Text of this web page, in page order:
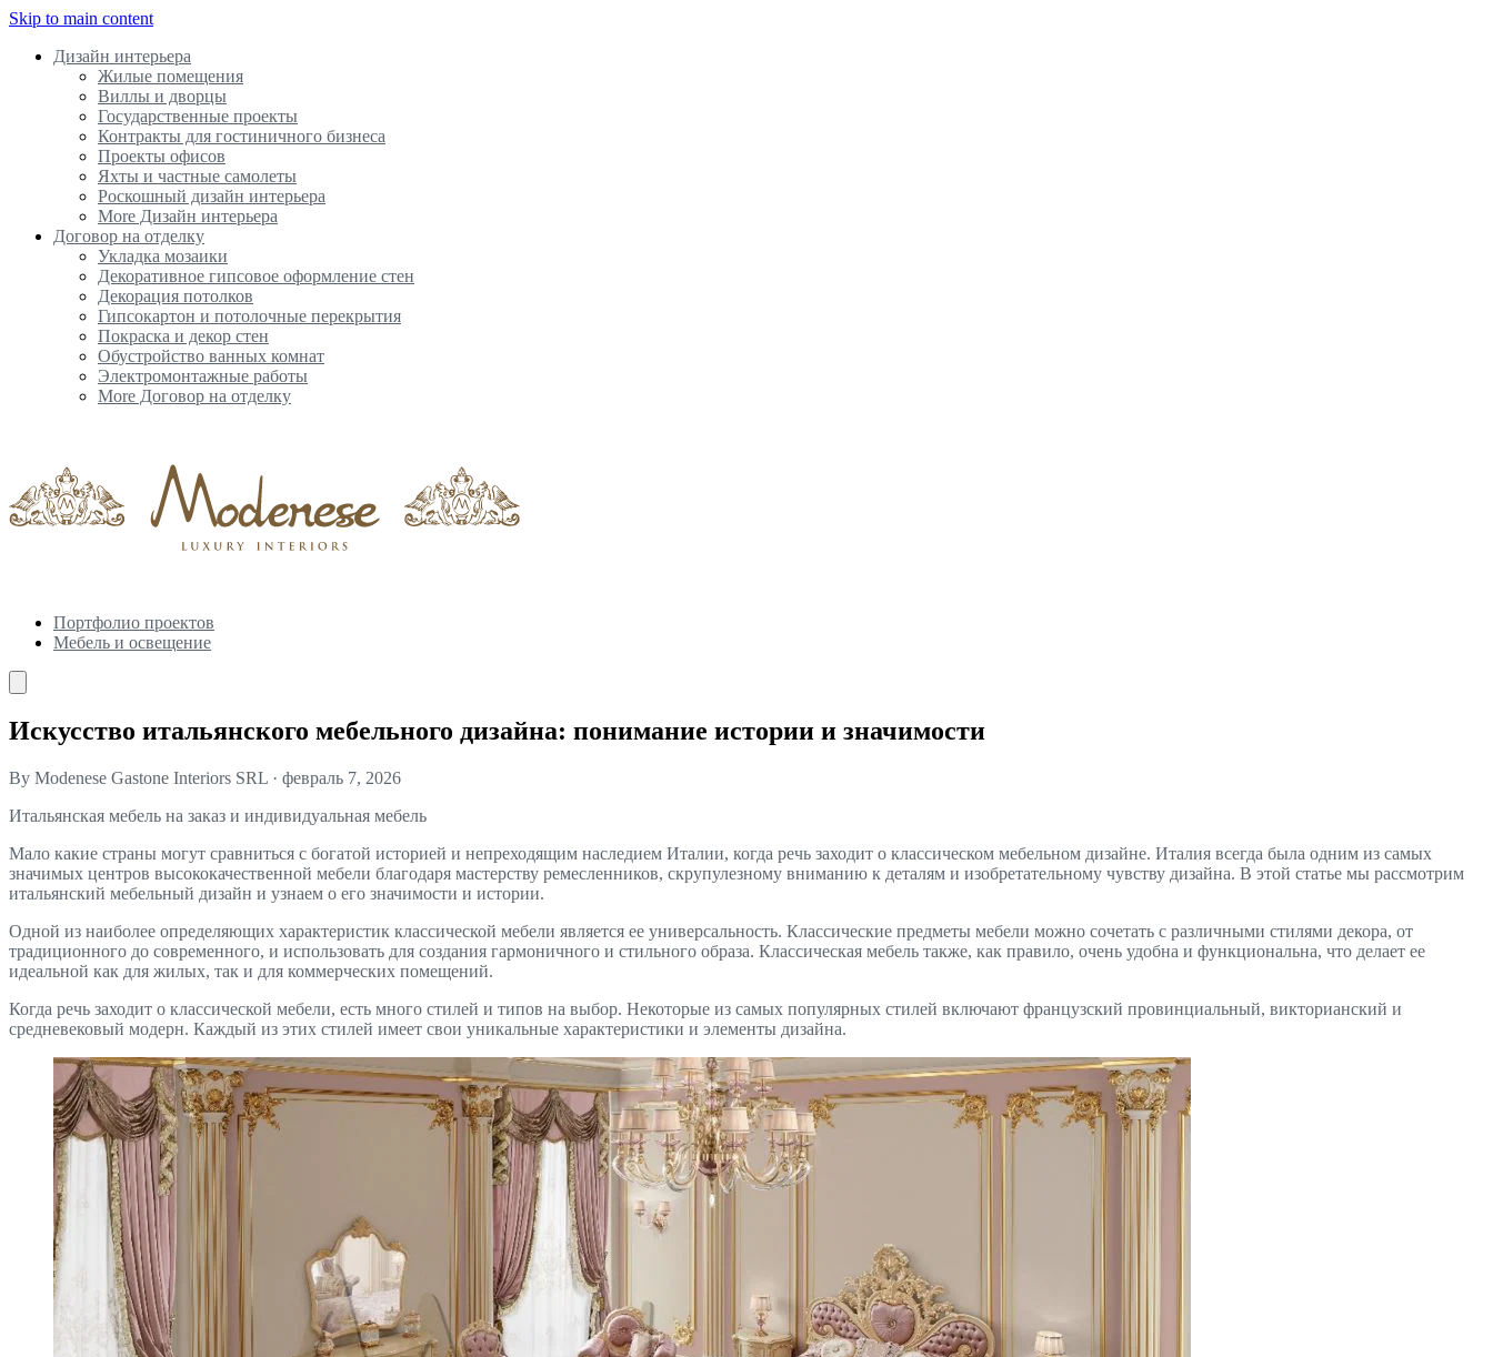
Skip to main content
Дизайн интерьера
Жилые помещения
Виллы и дворцы
Государственные проекты
Контракты для гостиничного бизнеса
Проекты офисов
Яхты и частные самолеты
Роскошный дизайн интерьера
More Дизайн интерьера
Договор на отделку
Укладка мозаики
Декоративное гипсовое оформление стен
Декорация потолков
Гипсокартон и потолочные перекрытия
Покраска и декор стен
Обустройство ванных комнат
Электромонтажные работы
More Договор на отделку
Портфолио проектов
Мебель и освещение
Искусство итальянского мебельного дизайна: понимание истории и значимости
By Modenese Gastone Interiors SRL · февраль 7, 2026
Итальянская мебель на заказ и индивидуальная мебель
Мало какие страны могут сравниться с богатой историей и непреходящим наследием Италии, когда речь заходит о классическом мебельном дизайне. Италия всегда была одним из самых
значимых центров высококачественной мебели благодаря мастерству ремесленников, скрупулезному вниманию к деталям и изобретательному чувству дизайна. В этой статье мы рассмотрим
итальянский мебельный дизайн и узнаем о его значимости и истории.
Одной из наиболее определяющих характеристик классической мебели является ее универсальность. Классические предметы мебели можно сочетать с различными стилями декора, от
традиционного до современного, и использовать для создания гармоничного и стильного образа. Классическая мебель также, как правило, очень удобна и функциональна, что делает ее
идеальной как для жилых, так и для коммерческих помещений.
Когда речь заходит о классической мебели, есть много стилей и типов на выбор. Некоторые из самых популярных стилей включают французский провинциальный, викторианский и
средневековый модерн. Каждый из этих стилей имеет свои уникальные характеристики и элементы дизайна.